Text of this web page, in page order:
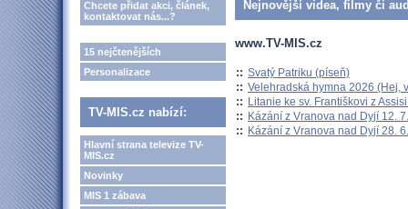
Chcete přidat akci, článek,
kontaktovat nás...?
15 nejčtenějších
Personalizace
TV-MIS.cz nabízí:
Hlavní strana televize TV-
MIS.cz
Novinky
MIS 1 zábava
Nejnovější videa, filmy či
www.TV-MIS.cz
:: Svatý Patriku (píseň)
:: Velehradská hymna 2026 (Hej,
:: Litanie ke sv. Františkovi z
:: Kázání z Vranova nad Dyjí 12.
:: Kázání z Vranova nad Dyjí 28.